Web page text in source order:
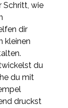
Schritt, wie
dir
kleinen
du
du mit
druckst